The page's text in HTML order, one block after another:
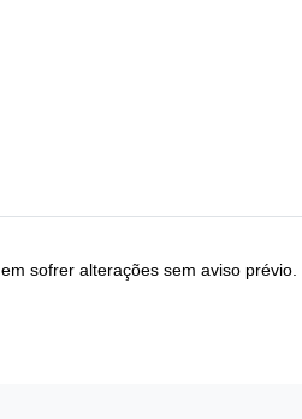
sofrer alterações sem aviso prévio.